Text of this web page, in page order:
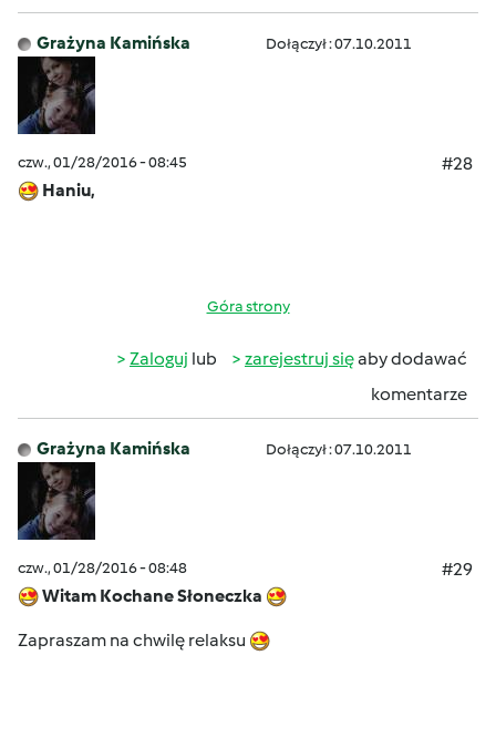
Grażyna Kamińska Dołączył : 07.10.2011
czw., 01/28/2016 - 08:45
#28
Haniu,
Góra strony
Zaloguj lub zarejestruj sięaby dodawać
komentarze
Grażyna Kamińska Dołączył : 07.10.2011
czw., 01/28/2016 - 08:48
#29
Witam Kochane Słoneczka
Zapraszam na chwilę relaksu